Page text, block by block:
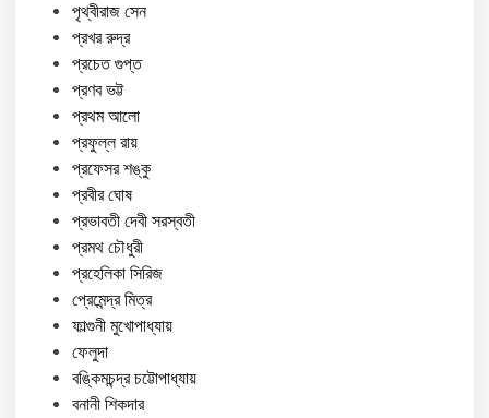
পৃথ্বীরাজ সেন
প্রখর রুদ্র
প্রচেত গুপ্ত
প্রণব ভট্ট
প্রথম আলো
প্রফুল্ল রায়
প্রফেসর শঙ্কু
প্রবীর ঘোষ
প্রভাবতী দেবী সরস্বতী
প্রমথ চৌধুরী
প্রহেলিকা সিরিজ
প্রেমেন্দ্র মিত্র
ফাল্গুনী মুখোপাধ্যায়
ফেলুদা
বঙ্কিমচন্দ্র চট্টোপাধ্যায়
বনানী শিকদার